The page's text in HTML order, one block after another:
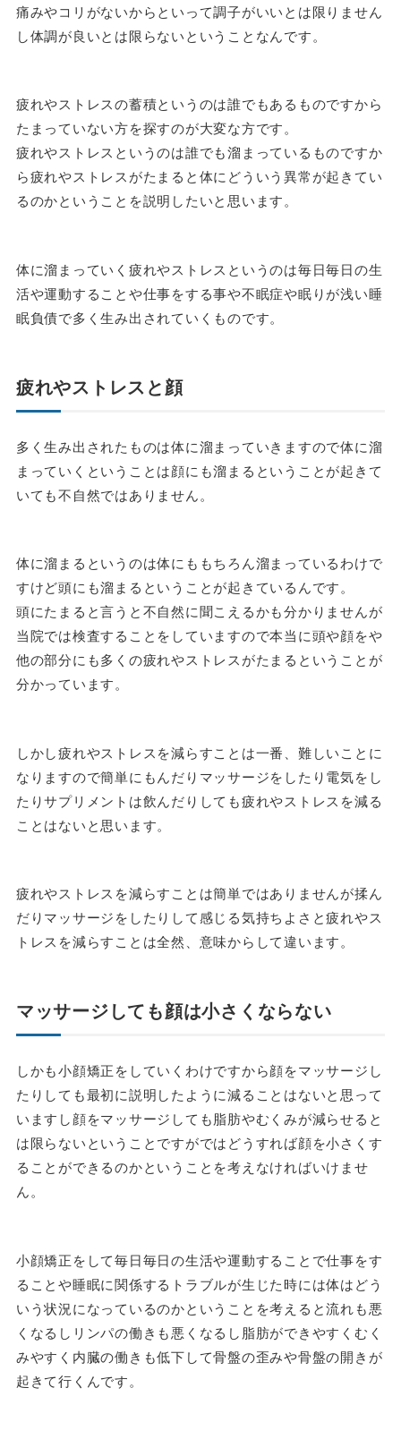
痛みやコリがないからといって調子がいいとは限りません
し体調が良いとは限らないということなんです。
疲れやストレスの蓄積というのは誰でもあるものですから
たまっていない方を探すのが大変な方です。
疲れやストレスというのは誰でも溜まっているものですか
ら疲れやストレスがたまると体にどういう異常が起きてい
るのかということを説明したいと思います。
体に溜まっていく疲れやストレスというのは毎日毎日の生
活や運動することや仕事をする事や不眠症や眠りが浅い睡
眠負債で多く生み出されていくものです。
疲れやストレスと顔
多く生み出されたものは体に溜まっていきますので体に溜
まっていくということは顔にも溜まるということが起きて
いても不自然ではありません。
体に溜まるというのは体にももちろん溜まっているわけで
すけど頭にも溜まるということが起きているんです。
頭にたまると言うと不自然に聞こえるかも分かりませんが
当院では検査することをしていますので本当に頭や顔をや
他の部分にも多くの疲れやストレスがたまるということが
分かっています。
しかし疲れやストレスを減らすことは一番、難しいことに
なりますので簡単にもんだりマッサージをしたり電気をし
たりサプリメントは飲んだりしても疲れやストレスを減る
ことはないと思います。
疲れやストレスを減らすことは簡単ではありませんが揉ん
だりマッサージをしたりして感じる気持ちよさと疲れやス
トレスを減らすことは全然、意味からして違います。
マッサージしても顔は小さくならない
しかも小顔矯正をしていくわけですから顔をマッサージし
たりしても最初に説明したように減ることはないと思って
いますし顔をマッサージしても脂肪やむくみが減らせると
は限らないということですがではどうすれば顔を小さくす
ることができるのかということを考えなければいけませ
ん。
小顔矯正をして毎日毎日の生活や運動することで仕事をす
ることや睡眠に関係するトラブルが生じた時には体はどう
いう状況になっているのかということを考えると流れも悪
くなるしリンパの働きも悪くなるし脂肪ができやすくむく
みやすく内臓の働きも低下して骨盤の歪みや骨盤の開きが
起きて行くんです。